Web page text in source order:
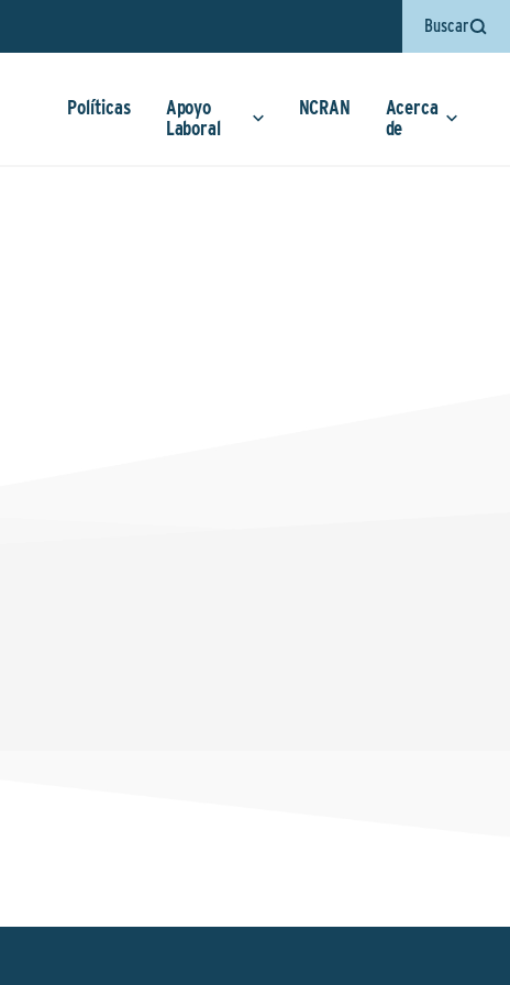
Buscar
Políticas
Apoyo
Laboral
NCRAN
Acerca
de